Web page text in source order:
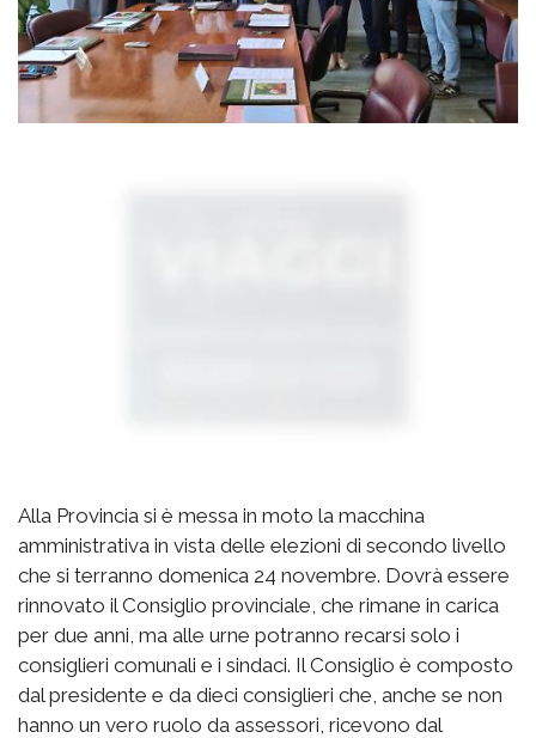
Alla Provincia si è messa in moto la macchina
amministrativa in vista delle elezioni di secondo livello
che si terranno domenica 24 novembre. Dovrà essere
rinnovato il Consiglio provinciale, che rimane in carica
per due anni, ma alle urne potranno recarsi solo i
consiglieri comunali e i sindaci. Il Consiglio è composto
dal presidente e da dieci consiglieri che, anche se non
hanno un vero ruolo da assessori, ricevono dal